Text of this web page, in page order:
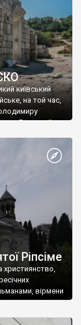
київський
на той час,
Василю ІІ, та
християнином.
Таврійського
Ріпсіме
християнство,
вірмени